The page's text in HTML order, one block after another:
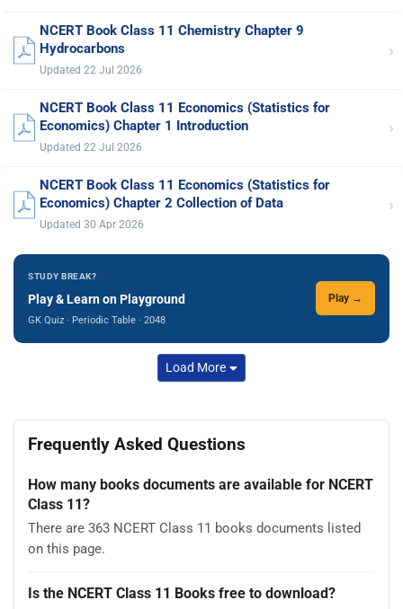
NCERT Book Class 11 Chemistry Chapter 9
Hydrocarbons
Updated 22 Jul 2026
›
NCERT Book Class 11 Economics (Statistics for
Economics) Chapter 1 Introduction
Updated 22 Jul 2026
›
NCERT Book Class 11 Economics (Statistics for
Economics) Chapter 2 Collection of Data
Updated 30 Apr 2026
›
STUDY BREAK?
Play & Learn on Playground
GK Quiz · Periodic Table · 2048
Play →
Load More
Frequently Asked Questions
How many books documents are available for NCERT
Class 11?
There are 363 NCERT Class 11 books documents listed
on this page.
Is the NCERT Class 11 Books free to download?